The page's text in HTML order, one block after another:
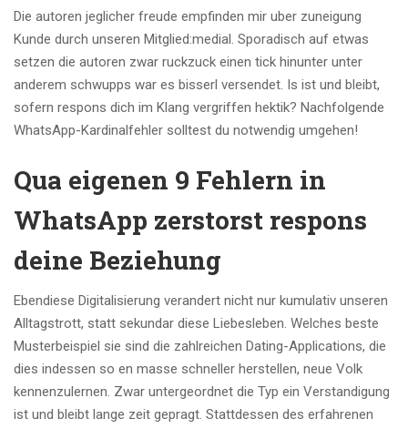
Die autoren jeglicher freude empfinden mir uber zuneigung
Kunde durch unseren Mitglied:medial. Sporadisch auf etwas
setzen die autoren zwar ruckzuck einen tick hinunter unter
anderem schwupps war es bisserl versendet. Is ist und bleibt,
sofern respons dich im Klang vergriffen hektik? Nachfolgende
WhatsApp-Kardinalfehler solltest du notwendig umgehen!
Qua eigenen 9 Fehlern in
WhatsApp zerstorst respons
deine Beziehung
Ebendiese Digitalisierung verandert nicht nur kumulativ unseren
Alltagstrott, statt sekundar diese Liebesleben. Welches beste
Musterbeispiel sie sind die zahlreichen Dating-Applications, die
dies indessen so en masse schneller herstellen, neue Volk
kennenzulernen. Zwar untergeordnet die Typ ein Verstandigung
ist und bleibt lange zeit gepragt. Stattdessen des erfahrenen